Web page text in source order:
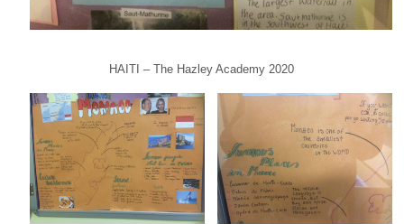
HAITI – The Hazley Academy 2020